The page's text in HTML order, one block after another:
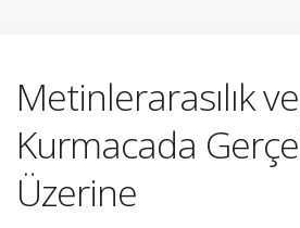
Metinlerarasılık ve
Kurmacada
Üzerine